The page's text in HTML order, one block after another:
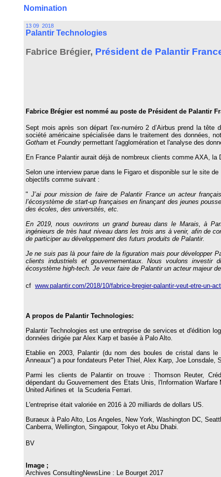
Nomination
13 09 2018
Palantir Technologies
Fabrice Brégier, Président de Palantir
Fabrice Brégier est nommé au poste de Président de Palantir
Sept mois après son départ l'ex-numéro 2 d’Airbus prend la tête
société américaine spécialisée dans le traitement des données,
Gotham et Foundry permettant l'agglomération et l'analyse des
En France Palantir aurait déjà de nombreux clients comme AXA, la
Selon une interview parue dans le Figaro et disponible sur le site
objectifs comme suivant :
"J’ai pour mission de faire de Palantir France un acteur
l’écosystème de start-up françaises en finançant des jeunes
des écoles, des universités, etc.
En 2019, nous ouvrirons un grand bureau dans le Marais, à
ingénieurs de très haut niveau dans les trois ans à venir, afin de
de participer au développement des futurs produits de Palantir.
Je ne suis pas là pour faire de la figuration mais pour développer
clients industriels et gouvernementaux. Nous voulons investir
écosystème high-tech. Je veux faire de Palantir un acteur majeur
cf www.palantir.com/2018/10/fabrice-bregier-palantir-veut-etre-un-
A propos de Palantir Technologies:
Palantir Technologies est une entreprise de services et d'édition
données dirigée par Alex Karp et basée à Palo Alto.
Etablie en 2003, Palantir (du nom des boules de cristal dans
Anneaux") a pour fondateurs Peter Thiel, Alex Karp, Joe Lonsdale,
Parmi les clients de Palantir on trouve : Thomson Reuter,
dépendant du Gouvernement des Etats Unis, l'Information
United Airlines et la Scuderia Ferrari.
L'entreprise était valoriée en 2016 à 20 milliards de dollars US.
Buraeux à Palo Alto, Los Angeles, New York, Washington DC,
Canberra, Wellington, Singapour, Tokyo et Abu Dhabi.
BV
Image ;
Archives ConsultingNewsLine : Le Bourget 2017